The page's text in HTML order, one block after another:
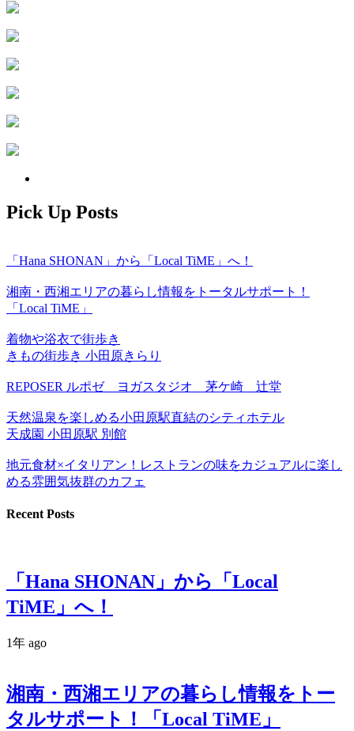
Pick Up Posts
「Hana SHONAN」から「Local TiME」へ！
湘南・西湘エリアの暮らし情報をトータルサポート！
「Local TiME」
着物や浴衣で街歩き
きもの街歩き 小田原きらり
REPOSER ルポゼ ヨガスタジオ 茅ケ崎 辻堂
天然温泉を楽しめる小田原駅直結のシティホテル
天成園 小田原駅 別館
地元食材×イタリアン！レストランの味をカジュアルに楽し
める雰囲気抜群のカフェ
Recent Posts
「Hana SHONAN」から「Local
TiME」へ！
1年 ago
湘南・西湘エリアの暮らし情報をトー
タルサポート！「Local TiME」